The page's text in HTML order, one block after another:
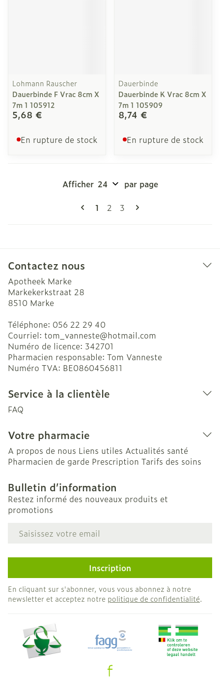
Lohmann Rauscher
Dauerbinde F Vrac 8cm X
7m 1 105912
5,68 €
En rupture de stock
Dauerbinde
Dauerbinde K Vrac 8cm X
7m 1 105909
8,74 €
En rupture de stock
Pages
Vous lisez actuellement la page
1 Page
2 Page
3
Afficher par page
Contactez nous
Apotheek Marke
Markekerkstraat 28
8510 Marke
Téléphone: 056 22 29 40
Courriel: tom_vanneste@hotmail.com
Numéro de licence: 342701
Pharmacien responsable: Tom Vanneste
Numéro TVA: BE0860456811
Service à la clientèle
FAQ
Votre pharmacie
A propos de nous Liens utiles Actualités santé
Pharmacien de garde Prescription Tarifs des soins
Bulletin d’information
Restez informé des nouveaux produits et
promotions
Adresse mail
Inscription
En cliquant sur s'abonner, vous vous abonnez à notre
newsletter et acceptez notre politique de confidentialité.